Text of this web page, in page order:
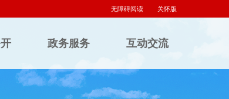
无障碍阅读 关怀版
政务服务 互动交流